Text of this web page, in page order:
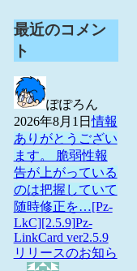
最近のコメン
ト
ぽぽろん
2026年8月1日情報
ありがとうござい
ます。 脆弱性報
告が上がっている
のは把握していて
随時修正を…[Pz-
LkC][2.5.9]Pz-
LinkCard ver2.5.9
リリースのお知ら